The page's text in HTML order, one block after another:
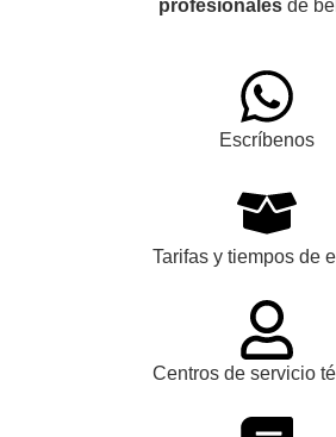
profesionales de
Escríbenos
Tarifas y tiempos de
Centros de servicio